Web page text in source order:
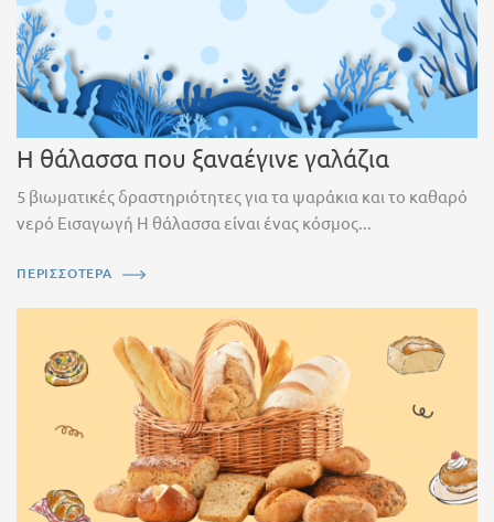
Η θάλασσα που ξαναέγινε γαλάζια
5 βιωματικές δραστηριότητες για τα ψαράκια και το καθαρό
νερό Εισαγωγή Η θάλασσα είναι ένας κόσμος...
ΠΕΡΙΣΣΟΤΕΡΑ